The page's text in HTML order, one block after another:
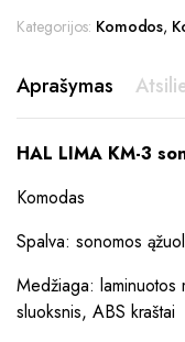
Kategorijos: Komodos,
Aprašymas
HAL LIMA KM-3
Komodas
Spalva: sonomos
Medžiaga:
sluoksnis, ABS kraštai